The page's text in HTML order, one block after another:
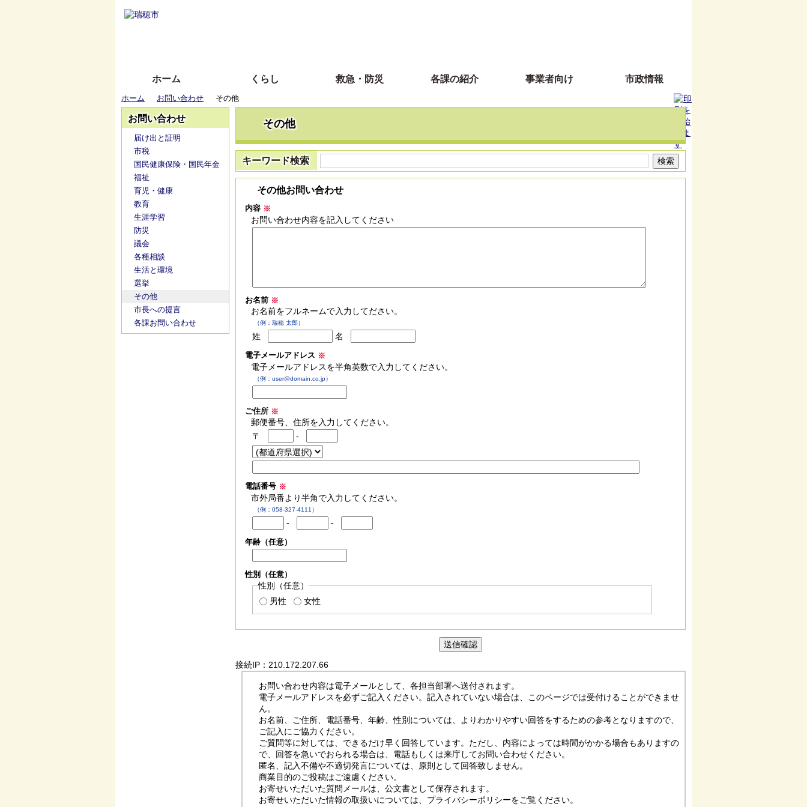
ホーム くらし 救急・防災 各課の紹介 事業者向け 市政情報
ホーム お問い合わせ その他
お問い合わせ
届け出と証明
市税
国民健康保険・国民年金
福祉
育児・健康
教育
生涯学習
防災
議会
各種相談
生活と環境
選挙
その他
市長への提言
各課お問い合わせ
その他
キーワード検索
その他お問い合わせ
内容 ※
お問い合わせ内容を記入してください
お名前 ※
お名前をフルネームで入力してださい。
（例：瑞穂 太郎）
姓 名
電子メールアドレス ※
電子メールアドレスを半角英数で入力してください。
（例：user@domain.co.jp）
ご住所 ※
郵便番号、住所を入力してください。
〒
-
電話番号 ※
市外局番より半角で入力してください。
（例：058-327-4111）
- -
年齢（任意）
性別（任意）
性別（任意）
男性
女性
接続IP：210.172.207.66
お問い合わせ内容は電子メールとして、各担当部署へ送付されます。
電子メールアドレスを必ずご記入ください。記入されていない場合は、このページでは受付けることができませ
ん。
お名前、ご住所、電話番号、年齢、性別については、よりわかりやすい回答をするための参考となりますので、
ご記入にご協力ください。
ご質問等に対しては、できるだけ早く回答しています。ただし、内容によっては時間がかかる場合もありますの
で、回答を急いでおられる場合は、電話もしくは来庁してお問い合わせください。
匿名、記入不備や不適切発言については、原則として回答致しません。
商業目的のご投稿はご遠慮ください。
お寄せいただいた質問メールは、公文書として保存されます。
お寄せいただいた情報の取扱いについては、プライバシーポリシーをご覧ください。